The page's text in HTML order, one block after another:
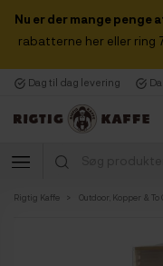
Nu er der mange penge
rabatterne her eller ring
Dag til dag levering
Rigtig Kaffe Outdoor, Kopper & To